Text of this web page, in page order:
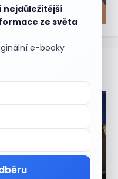
nejdůležitější
ze světa
e-booky